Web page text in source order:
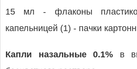
15 мл - флаконы
капельницей (1) - пачки
Капли назальные 0.1% в